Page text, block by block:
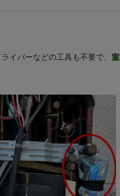
イバーなどの工具も不要で、 室